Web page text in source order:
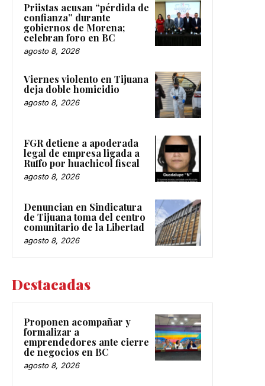
Priistas acusan “pérdida de
confianza” durante
gobiernos de Morena;
celebran foro en BC
agosto 8, 2026
Viernes violento en Tijuana
deja doble homicidio
agosto 8, 2026
FGR detiene a apoderada
legal de empresa ligada a
Ruffo por huachicol fiscal
agosto 8, 2026
Denuncian en Sindicatura
de Tijuana toma del centro
comunitario de la Libertad
agosto 8, 2026
Destacadas
Proponen acompañar y
formalizar a
emprendedores ante cierre
de negocios en BC
agosto 8, 2026